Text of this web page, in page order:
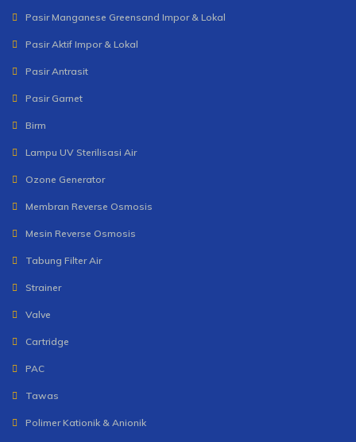
Pasir Manganese Greensand Impor & Lokal
Pasir Aktif Impor & Lokal
Pasir Antrasit
Pasir Garnet
Birm
Lampu UV Sterilisasi Air
Ozone Generator
Membran Reverse Osmosis
Mesin Reverse Osmosis
Tabung Filter Air
Strainer
Valve
Cartridge
PAC
Tawas
Polimer Kationik & Anionik